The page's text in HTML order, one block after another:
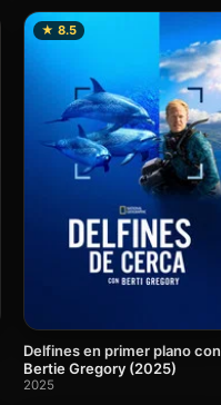
★ 8.5
Delfines en primer plano con
Bertie Gregory (2025)
2025